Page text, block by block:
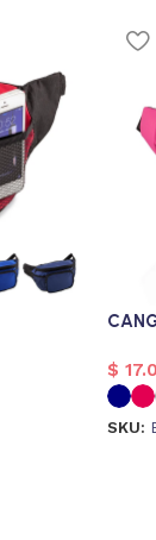
$
SKU: